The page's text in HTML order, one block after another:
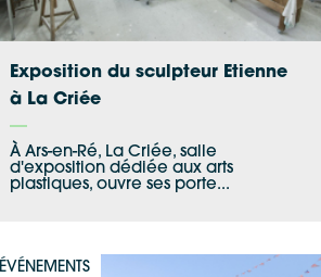
Exposition du sculpteur Etienne
à La Criée
À Ars-en-Ré, La Criée, salle
d'exposition dédiée aux arts
plastiques, ouvre ses porte...
ÉVÉNEMENTS